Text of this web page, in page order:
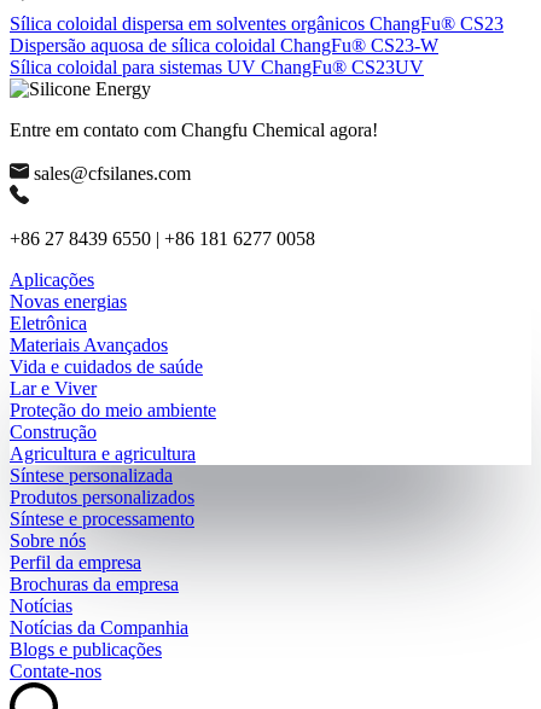
Sílica coloidal dispersa em solventes orgânicos ChangFu® CS23
Dispersão aquosa de sílica coloidal ChangFu® CS23-W
Sílica coloidal para sistemas UV ChangFu® CS23UV
Entre em contato com Changfu Chemical agora!
sales@cfsilanes.com
+86 27 8439 6550 | +86 181 6277 0058
Aplicações
Novas energias
Eletrônica
Materiais Avançados
Vida e cuidados de saúde
Lar e Viver
Proteção do meio ambiente
Construção
Agricultura e agricultura
Síntese personalizada
Produtos personalizados
Síntese e processamento
Sobre nós
Perfil da empresa
Brochuras da empresa
Notícias
Notícias da Companhia
Blogs e publicações
Contate-nos